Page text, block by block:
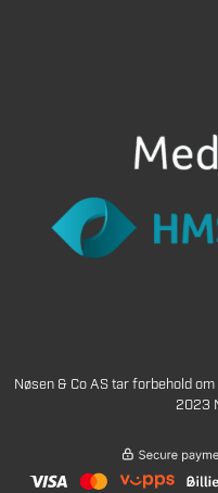
Nøsen & Co AS tar forbehold
2023